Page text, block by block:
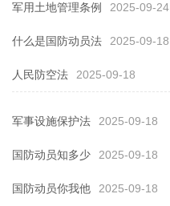
军用土地管理条例 2025-09-24
什么是国防动员法 2025-09-18
人民防空法 2025-09-18
军事设施保护法 2025-09-18
国防动员知多少 2025-09-18
国防动员你我他 2025-09-18